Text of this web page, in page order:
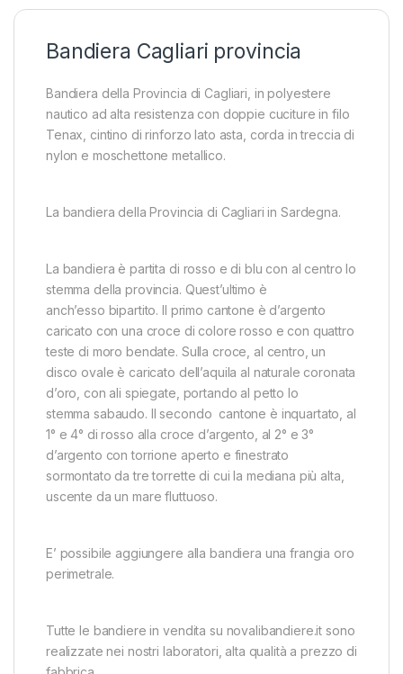
Bandiera Cagliari provincia
Bandiera della Provincia di Cagliari, in polyestere
nautico ad alta resistenza con doppie cuciture in filo
Tenax, cintino di rinforzo lato asta, corda in treccia di
nylon e moschettone metallico.
La bandiera della Provincia di Cagliari in Sardegna.
La bandiera è partita di rosso e di blu con al centro lo
stemma della provincia. Quest’ultimo è
anch’esso bipartito. Il primo cantone è d’argento
caricato con una croce di colore rosso e con quattro
teste di moro bendate. Sulla croce, al centro, un
disco ovale è caricato dell’aquila al naturale coronata
d’oro, con ali spiegate, portando al petto lo
stemma sabaudo. Il secondo cantone è inquartato, al
1° e 4° di rosso alla croce d’argento, al 2° e 3°
d’argento con torrione aperto e finestrato
sormontato da tre torrette di cui la mediana più alta,
uscente da un mare fluttuoso.
E’ possibile aggiungere alla bandiera una frangia oro
perimetrale.
Tutte le bandiere in vendita su novalibandiere.it sono
realizzate nei nostri laboratori, alta qualità a prezzo di